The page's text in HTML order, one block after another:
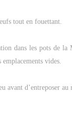
tout en fouettant.
dans les pots de
vides.
avant d’entreposer au